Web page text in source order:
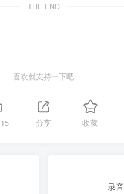
THE END
喜欢就支持一下吧
15 分享 收藏
录